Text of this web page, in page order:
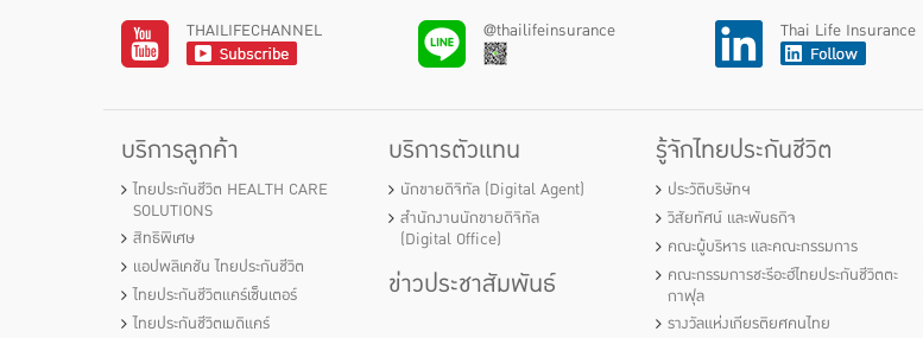
THAILIFECHANNEL @thailifeinsurance Thai Life Insurance
บริการลูกค้า
ไทยประกันชีวิต HEALTH CARE
SOLUTIONS
สิทธิพิเศษ
แอปพลิเคชัน ไทยประกันชีวิต
ไทยประกันชีวิตแคร์เซ็นเตอร์
ไทยประกันชีวิตเมดิแคร์
บริการตัวแทน
นักขายดิจิทัล (Digital Agent)
สำนักงานนักขายดิจิทัล
(Digital Office)
ข่าวประชาสัมพันธ์
รู้จักไทยประกันชีวิต
ประวัติบริษัทฯ
วิสัยทัศน์ และพันธกิจ
คณะผู้บริหาร และคณะกรรมการ
คณะกรรมการชะรีอะฮ์ไทยประกันชีวิตตะ
กาฟุล
รางวัลแห่งเกียรติยศคนไทย